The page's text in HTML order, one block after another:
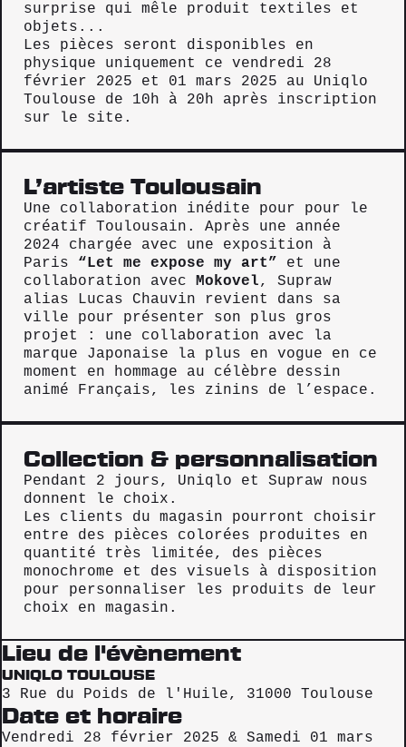
surprise qui mêle produit textiles et
objets...
Les pièces seront disponibles en
physique uniquement ce vendredi 28
février 2025 et 01 mars 2025 au Uniqlo
Toulouse de 10h à 20h après inscription
sur le site.
L’artiste Toulousain
Une collaboration inédite pour pour le
créatif Toulousain. Après une année
2024 chargée avec une exposition à
Paris “Let me expose my art”
et une
collaboration avec Mokovel, Supraw
alias Lucas Chauvin revient dans sa
ville pour présenter son plus gros
projet : une collaboration avec la
marque Japonaise la plus en vogue en ce
moment en hommage au célèbre dessin
animé Français, les zinins de l’espace.
Collection & personnalisation
Pendant 2 jours, Uniqlo et Supraw nous
donnent le choix.
Les clients du magasin pourront choisir
entre des pièces colorées produites en
quantité très limitée, des pièces
monochrome et des visuels à disposition
pour personnaliser les produits de leur
choix en magasin.
Lieu de l'évènement
UNIQLO TOULOUSE
3 Rue du Poids de l'Huile, 31000 Toulouse
Date et horaire
Vendredi 28 février 2025 & Samedi 01 mars